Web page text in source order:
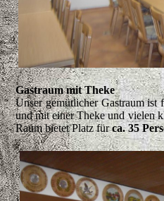
Gastraum mit Theke
Unser gemütlicher Gastraum
und mit einer Theke und vielen
Raum bietet Platz fürca. 35